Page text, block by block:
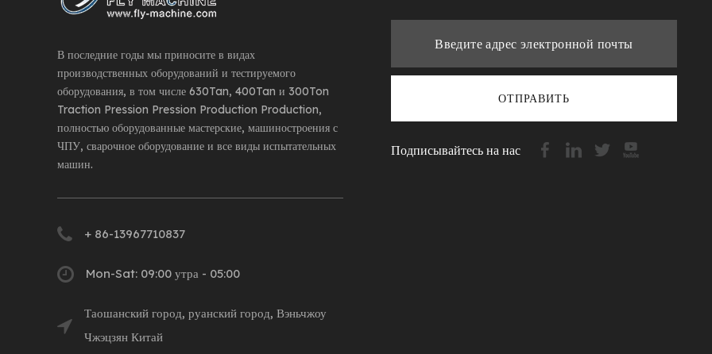
В последние годы мы приносите в видах
производственных оборудований и тестируемого
оборудования, в том числе 630Tan, 400Tan и 300Ton
Traction Pression Pression Production Production,
полностью оборудованные мастерские, машиностроения с
ЧПУ, сварочное оборудование и все виды испытательных
машин.
+ 86-13967710837
Mon-Sat: 09:00 утра - 05:00
Таошанский город, руанский город, Вэньчжоу
Чжэцзян Китай
ОТПРАВИТЬ
Подписывайтесь на нас